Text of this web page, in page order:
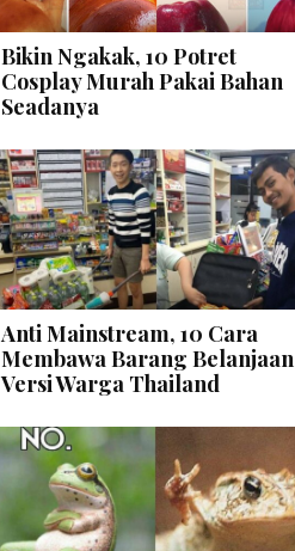
Bikin Ngakak, 10 Potret
Cosplay Murah Pakai Bahan
Seadanya
Anti Mainstream, 10 Cara
Membawa Barang Belanjaan
Versi Warga Thailand